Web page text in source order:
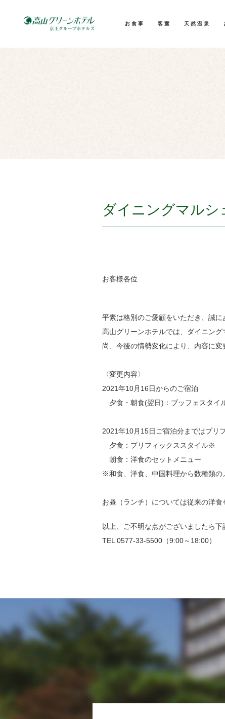
お食事 客室 天然温泉
ダイニングマルシ
お客様各位
平素は格別のご愛顧をいただき、誠に
高山グリーンホテルでは、ダイニン
尚、今後の情勢変化により、内容に
〈変更内容〉
2021年10月16日からのご宿泊
夕食・朝食(翌日)：ブッフェスタイ
2021年10月15日ご宿泊分まではプリ
夕食：プリフィックススタイル※
朝食：洋食のセットメニュー
※和食、洋食、中国料理から数種類
お昼（ランチ）については従来の洋食
以上、ご不明な点がございましたら下
TEL 0577-33-5500（9:00～18:00）